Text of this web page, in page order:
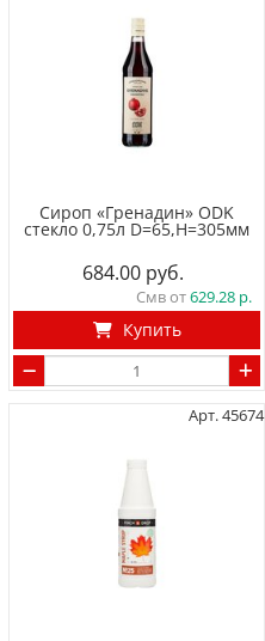
Сироп «Гренадин» ODK
стекло 0,75л D=65,H=305мм
684.00
Смв от629.28
Купить
Арт. 45674